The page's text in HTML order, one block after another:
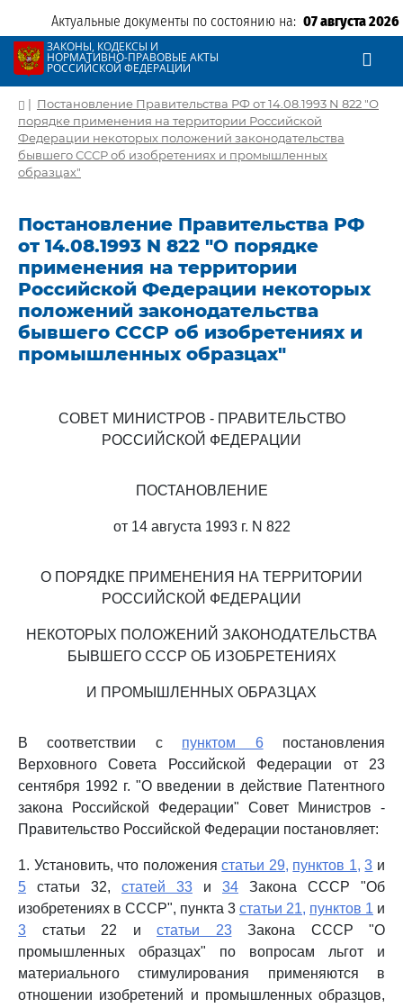
Актуальные документы по состоянию на: 07 августа 2026
ЗАКОНЫ, КОДЕКСЫ И
НОРМАТИВНО-ПРАВОВЫЕ АКТЫ
РОССИЙСКОЙ ФЕДЕРАЦИИ
| Постановление Правительства РФ от 14.08.1993 N 822 "О
порядке применения на территории Российской
Федерации некоторых положений законодательства
бывшего СССР об изобретениях и промышленных
образцах"
Постановление Правительства РФ
от 14.08.1993 N 822 "О порядке
применения на территории
Российской Федерации некоторых
положений законодательства
бывшего СССР об изобретениях и
промышленных образцах"
СОВЕТ МИНИСТРОВ - ПРАВИТЕЛЬСТВО
РОССИЙСКОЙ ФЕДЕРАЦИИ
ПОСТАНОВЛЕНИЕ
от 14 августа 1993 г. N 822
О ПОРЯДКЕ ПРИМЕНЕНИЯ НА ТЕРРИТОРИИ
РОССИЙСКОЙ ФЕДЕРАЦИИ
НЕКОТОРЫХ ПОЛОЖЕНИЙ ЗАКОНОДАТЕЛЬСТВА
БЫВШЕГО СССР ОБ ИЗОБРЕТЕНИЯХ
И ПРОМЫШЛЕННЫХ ОБРАЗЦАХ
В соответствии с пунктом 6постановления
Верховного Совета Российской Федерации от 23
сентября 1992 г. "О введении в действие Патентного
закона Российской Федерации" Совет Министров -
Правительство Российской Федерации постановляет:
1. Установить, что положениястатьи 29, пунктов 1, 3 и
5 статьи 32, статей 33 и 34 Закона СССР "Об
изобретениях в СССР", пункта 3 статьи 21, пунктов 1 и
3 статьи 22 и статьи 23Закона СССР "О
промышленных образцах" по вопросам льгот и
материального стимулирования применяются в
отношении изобретений и промышленных образцов,